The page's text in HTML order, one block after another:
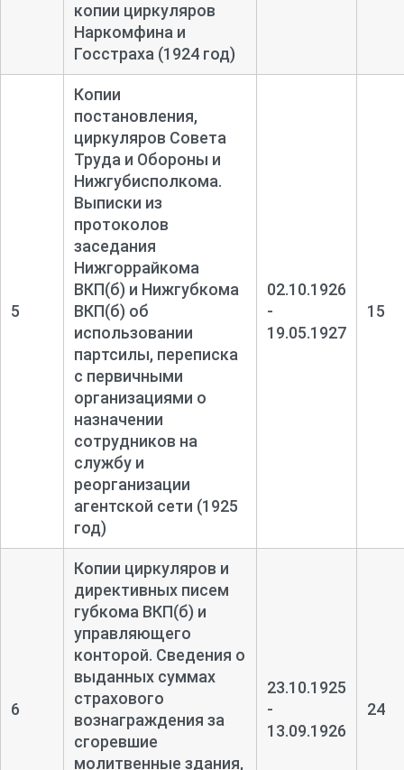
копии циркуляров
Наркомфина и
Госстраха (1924 год)
5
Копии
постановления,
циркуляров Совета
Труда и Обороны и
Нижгубисполкома.
Выписки из
протоколов
заседания
Нижгоррайкома
ВКП(б) и Нижгубкома
ВКП(б) об
использовании
партсилы, переписка
с первичными
организациями о
назначении
сотрудников на
службу и
реорганизации
агентской сети (1925
год)
02.10.1926
-
19.05.1927
15
6
Копии циркуляров и
директивных писем
губкома ВКП(б) и
управляющего
конторой. Сведения о
выданных суммах
страхового
вознаграждения за
сгоревшие
молитвенные здания,
23.10.1925
-
13.09.1926
24